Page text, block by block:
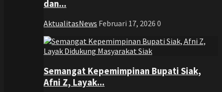
dan...
AktualitasNews Februari 17, 2026 0
Semangat Kepemimpinan Bupati Siak,
Afni Z, Layak...